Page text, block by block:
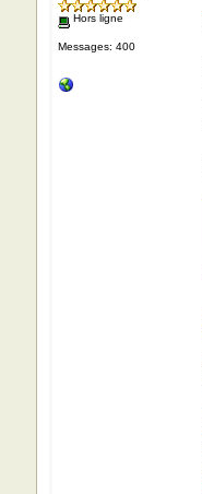
Hors ligne
Messages: 400